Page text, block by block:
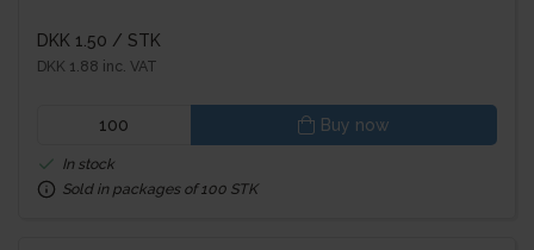
DKK 1.50 / STK
DKK 1.88 inc. VAT
Buy now
In stock
Sold in packages of 100 STK